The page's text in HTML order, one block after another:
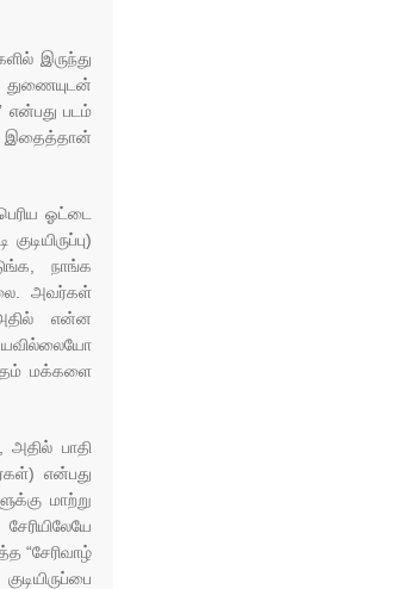
இருந்து
துணையுடன்
என்பது படம்
இதைத்தான்
ஓட்டை
நாங்க
அவர்கள்
என்ன
தம் மக்களை
அதில் பாதி
என்பது
மாற்று
“சேரிவாழ்